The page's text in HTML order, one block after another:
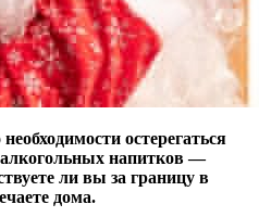
остерегаться
напитков —
ли вы за границу в
дома.